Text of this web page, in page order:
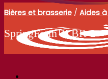
Bières et brasserie / Aides
SpringFerm™ BR‑2